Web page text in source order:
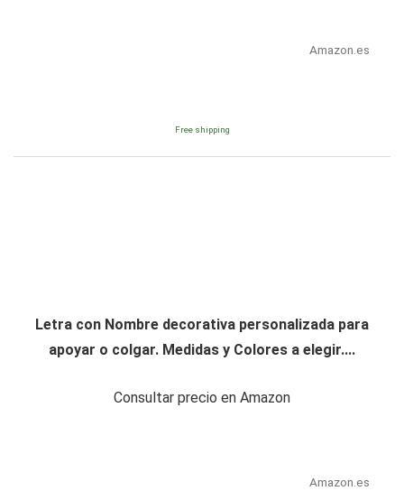
Amazon.es
Free shipping
Letra con Nombre decorativa personalizada para
apoyar o colgar. Medidas y Colores a elegir....
Consultar precio en Amazon
Amazon.es